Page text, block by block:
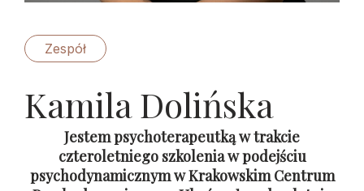
Zespół
Kamila Dolińska
Jestem psychoterapeutką w trakcie
czteroletniego szkolenia w podejściu
psychodynamicznym w Krakowskim Centrum